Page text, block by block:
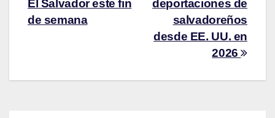
deportaciones de
salvadoreños
desde EE. UU. en
2026
El Salvador este fin
de semana